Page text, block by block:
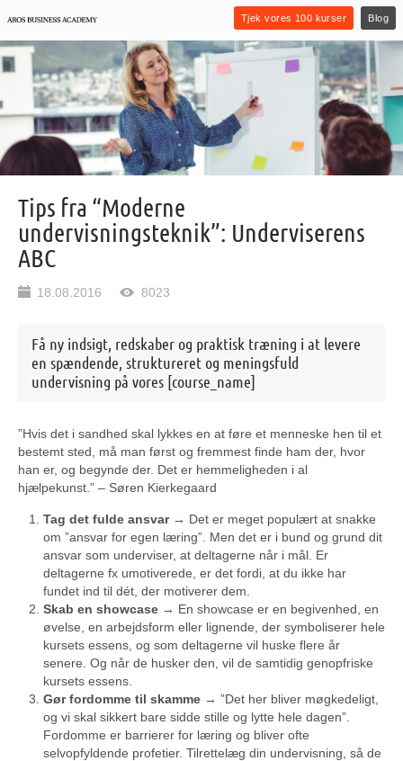
Tjek vores 100 kurser Blog
Tips fra “Moderne
undervisningsteknik”: Underviserens
ABC
18.08.2016 8023
Få ny indsigt, redskaber og praktisk træning i at levere
en spændende, struktureret og meningsfuld
undervisning på vores [course_name]
”Hvis det i sandhed skal lykkes en at føre et menneske hen til et
bestemt sted, må man først og fremmest finde ham der, hvor
han er, og begynde der. Det er hemmeligheden i al
hjælpekunst.” – Søren Kierkegaard
Tag det fulde ansvar→ Det er meget populært at snakke
om ”ansvar for egen læring”. Men det er i bund og grund dit
ansvar som underviser, at deltagerne når i mål. Er
deltagerne fx umotiverede, er det fordi, at du ikke har
fundet ind til dét, der motiverer dem.
Skab en showcase → En showcase er en begivenhed, en
øvelse, en arbejdsform eller lignende, der symboliserer hele
kursets essens, og som deltagerne vil huske flere år
senere. Og når de husker den, vil de samtidig genopfriske
kursets essens.
Gør fordomme til skamme → ”Det her bliver møgkedeligt,
og vi skal sikkert bare sidde stille og lytte hele dagen”.
Fordomme er barrierer for læring og bliver ofte
selvopfyldende profetier. Tilrettelæg din undervisning, så de